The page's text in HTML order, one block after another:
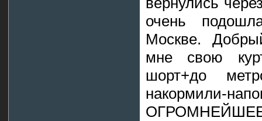
очень
Москве.
мне свою
шорт+до